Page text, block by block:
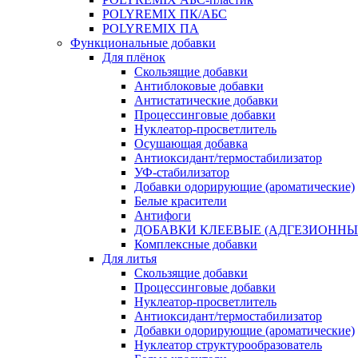
POLYREMIX ПК/АБС
POLYREMIX ПА
Функциональные добавки
Для плёнок
Скользящие добавки
Антиблоковые добавки
Антистатические добавки
Процессинговые добавки
Нуклеатор-просветлитель
Осушающая добавка
Антиоксидант/термостабилизатор
УФ-стабилизатор
Добавки одорирующие (ароматические)
Белые красители
Антифоги
ДОБАВКИ КЛЕЕВЫЕ
Комплексные добавки
Для литья
Скользящие добавки
Процессинговые добавки
Нуклеатор-просветлитель
Антиоксидант/термостабилизатор
Добавки одорирующие (ароматические)
Нуклеатор структурообразователь